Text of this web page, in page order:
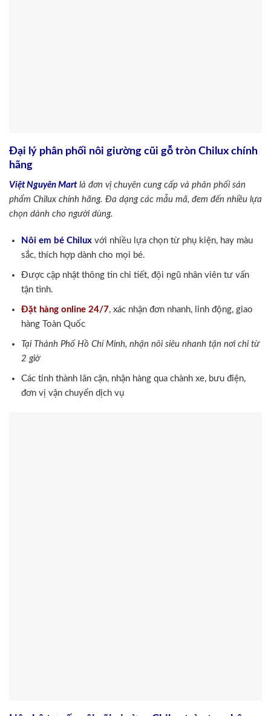
Đại lý phân phối nôi giường cũi gỗ tròn Chilux chính
hãng
Việt Nguyên Martlà đơn vị chuyên cung cấp và phân phối sản
phẩm Chilux chính hãng. Đa dạng các mẫu mã, đem đến nhiều lựa
chọn dành cho người dùng.
Nôi em bé Chiluxvới nhiều lựa chọn từ phụ kiện, hay màu
sắc, thích hợp dành cho mọi bé.
Được cập nhật thông tin chi tiết, đội ngũ nhân viên tư vấn
tận tình.
Đặt hàng online 24/7, xác nhận đơn nhanh, linh động, giao
hàng Toàn Quốc
Tại Thành Phố Hồ Chí Minh, nhận nôi siêu nhanh tận nơi chỉ từ
2 giờ
Các tỉnh thành lân cận, nhận hàng qua chành xe, bưu điện,
đơn vị vận chuyển dịch vụ